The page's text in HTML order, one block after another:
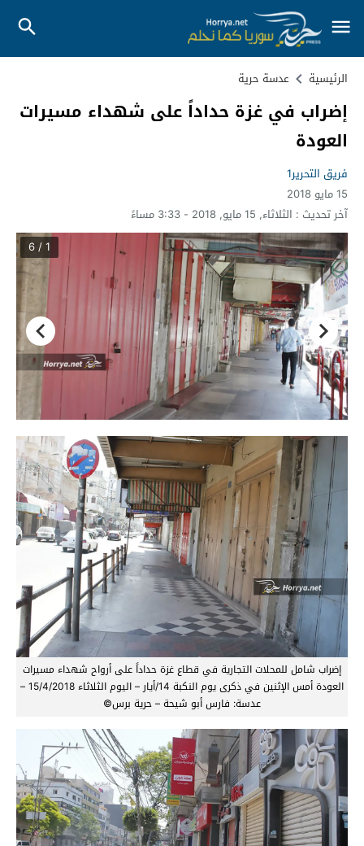
الرئيسية عدسة حرية
إضراب في غزة حداداً على شهداء مسيرات
العودة
فريق التحرير1
15 مايو 2018
آخر تحديث : الثلاثاء, 15 مايو, 2018 - 3:33 مساءً
1 / 6
إضراب شامل للمحلات التجارية في قطاع غزة حداداً على أرواح شهداء مسيرات
العودة أمس الإثنين في ذكرى يوم النكبة 14/أيار – اليوم الثلاثاء 15/4/2018 –
عدسة: فارس أبو شيحة – حرية برس©